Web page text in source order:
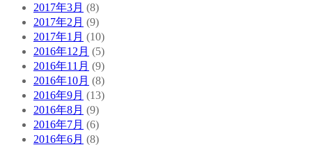
2017年3月 (8)
2017年2月 (9)
2017年1月 (10)
2016年12月 (5)
2016年11月 (9)
2016年10月 (8)
2016年9月 (13)
2016年8月 (9)
2016年7月 (6)
2016年6月 (8)